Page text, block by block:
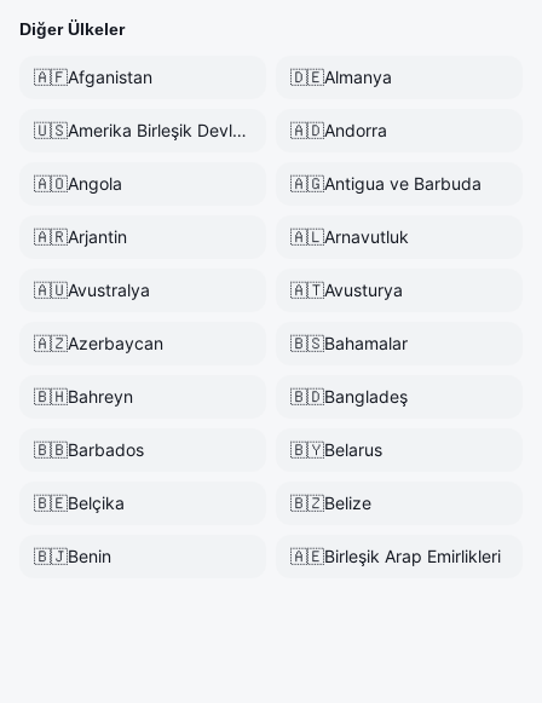
Diğer Ülkeler
🇦🇫Afganistan 🇩🇪Almanya
🇺🇸 Amerika Birleşik Devletleri 🇦🇩Andorra
🇦🇴Angola 🇦🇬Antigua ve Barbuda
🇦🇷Arjantin 🇦🇱Arnavutluk
🇦🇺Avustralya 🇦🇹Avusturya
🇦🇿Azerbaycan 🇧🇸Bahamalar
🇧🇭Bahreyn 🇧🇩Bangladeş
🇧🇧Barbados 🇧🇾Belarus
🇧🇪Belçika 🇧🇿Belize
🇧🇯Benin 🇦🇪Birleşik Arap Emirlikleri